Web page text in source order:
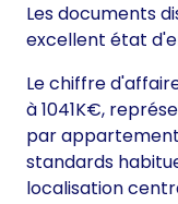
Les documents
excellent état
Le chiffre
à 1041K€,
par
standards
localisation